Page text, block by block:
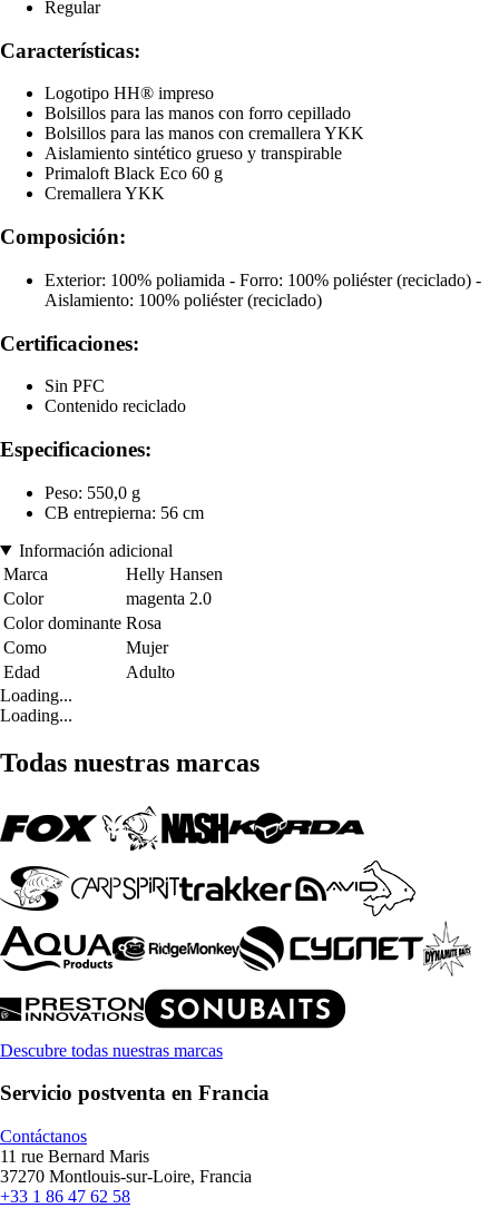
Regular
Características:
Logotipo HH® impreso
Bolsillos para las manos con forro cepillado
Bolsillos para las manos con cremallera YKK
Aislamiento sintético grueso y transpirable
Primaloft Black Eco 60 g
Cremallera YKK
Composición:
Exterior: 100% poliamida - Forro: 100% poliéster (reciclado) -
Aislamiento: 100% poliéster (reciclado)
Certificaciones:
Sin PFC
Contenido reciclado
Especificaciones:
Peso: 550,0 g
CB entrepierna: 56 cm
Información adicional
Marca
Helly Hansen
Color
magenta 2.0
Color dominante Rosa
Como
Mujer
Edad
Adulto
Loading...
Loading...
Todas nuestras marcas
Descubre todas nuestras marcas
Servicio postventa en Francia
Contáctanos
11 rue Bernard Maris
37270 Montlouis-sur-Loire, Francia
+33 1 86 47 62 58